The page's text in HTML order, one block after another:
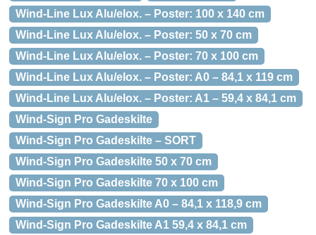
Wind-Line Lux Alu/elox. – Poster: 100 x 140 cm
Wind-Line Lux Alu/elox. – Poster: 50 x 70 cm
Wind-Line Lux Alu/elox. – Poster: 70 x 100 cm
Wind-Line Lux Alu/elox. – Poster: A0 – 84,1 x 119 cm
Wind-Line Lux Alu/elox. – Poster: A1 – 59,4 x 84,1 cm
Wind-Sign Pro Gadeskilte
Wind-Sign Pro Gadeskilte – SORT
Wind-Sign Pro Gadeskilte 50 x 70 cm
Wind-Sign Pro Gadeskilte 70 x 100 cm
Wind-Sign Pro Gadeskilte A0 – 84,1 x 118,9 cm
Wind-Sign Pro Gadeskilte A1 59,4 x 84,1 cm